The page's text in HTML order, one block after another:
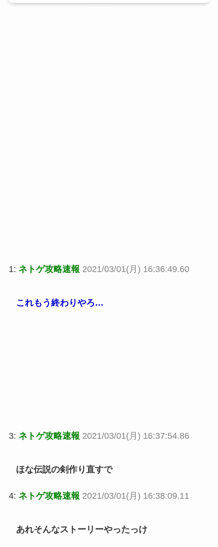
1: ネトゲ攻略速報 2021/03/01(月) 16:36:49.60
これもう終わりやろ…
3: ネトゲ攻略速報 2021/03/01(月) 16:37:54.86
ほな伝説の剣作り直すで
4: ネトゲ攻略速報 2021/03/01(月) 16:38:09.11
あれそんなストーリーやったっけ